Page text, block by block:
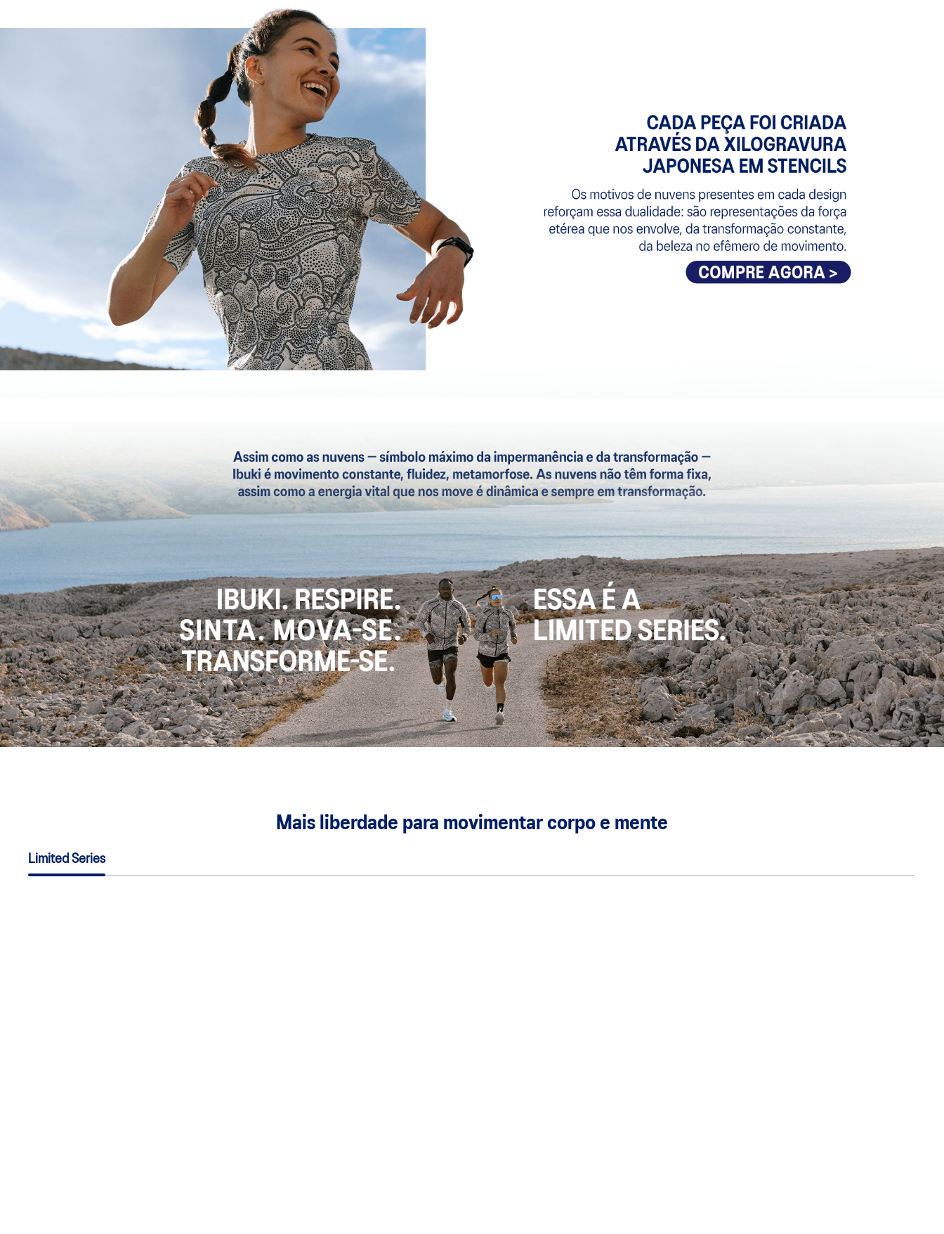
Mais liberdade para movimentar corpo e mente
Limited Series